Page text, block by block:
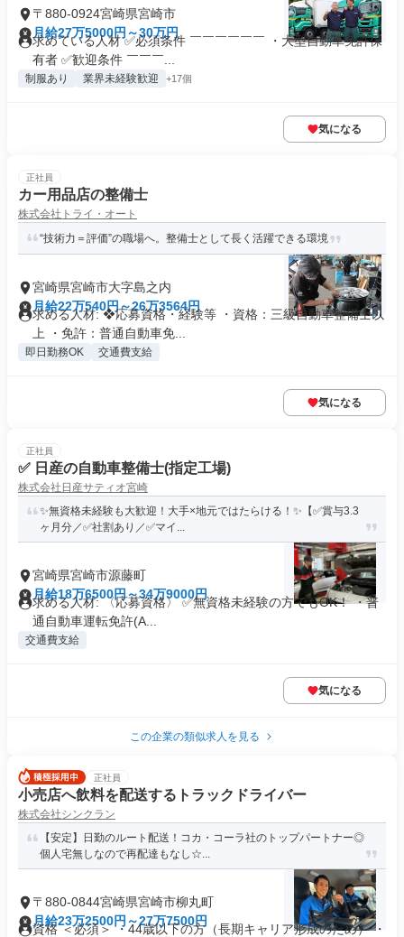
〒880-0924宮崎県宮崎市
月給27万5000円～30万円
求めている人材 ✅必須条件 ￣￣￣￣￣￣ ・大型自動車免許保
有者 ✅歓迎条件 ￣￣￣...
制服あり 業界未経験歓迎 +17個
気になる
正社員
カー用品店の整備士
株式会社トライ・オート
“技術力＝評価”の職場へ。整備士として長く活躍できる環境
宮崎県宮崎市大字島之内
月給22万540円～26万3564円
求める人材: ❖応募資格・経験等 ・資格：三級自動車整備士以
上 ・免許：普通自動車免...
即日勤務OK 交通費支給
気になる
正社員
✅ 日産の自動車整備士(指定工場)
株式会社日産サティオ宮崎
✨無資格未経験も大歓迎！大手×地元ではたらける！✨【✅賞与3.3
ヶ月分／✅社割あり／✅マイ...
宮崎県宮崎市源藤町
月給18万6500円～34万9000円
求める人材: 〈応募資格〉 ✅️無資格未経験の方でもOK！ ・普
通自動車運転免許(A...
交通費支給
気になる
この企業の類似求人を見る
正社員
小売店へ飲料を配送するトラックドライバー
株式会社シンクラン
【安定】日勤のルート配送！コカ・コーラ社のトップパートナー◎
個人宅無しなので再配達もなし☆...
〒880-0844宮崎県宮崎市柳丸町
月給23万2500円～27万7500円
資格 ＜必須＞ ・44歳以下の方（長期キャリア形成のため） ・